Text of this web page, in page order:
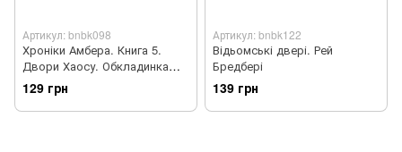
Артикул: bnbk098
Хроніки Амбера. Книга 5.
Двори Хаосу. Обкладинка
№2
129 грн
Артикул: bnbk122
Відьомські двері. Рей
Бредбері
139 грн